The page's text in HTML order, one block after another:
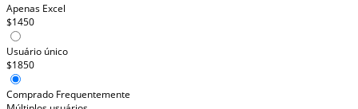
Apenas Excel
$1450
Usuário único
$1850
Comprado Frequentemente